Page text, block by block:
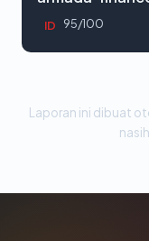
ID 95/100
Laporan ini dibuat